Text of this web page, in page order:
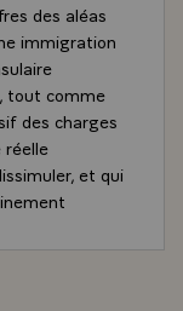
des aléas
immigration
tout comme
des charges
réelle
et qui
et le
Chirac,